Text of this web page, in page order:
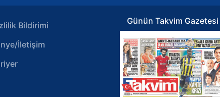
Bildirimi
İletişim
Günün Takvim Gazetesi